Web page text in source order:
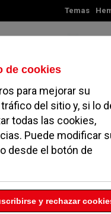
Temas
2026
SERVICIOS